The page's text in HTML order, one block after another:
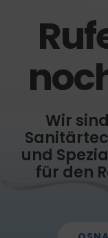
Wir
und
für den